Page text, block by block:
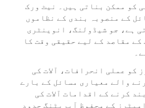
کو ممکن بناتی ہیں۔ نیٹ ورک
کے منصوبہ بندی کے نظاموں
ہے، جو شیڈولنگ، انوینٹری
مقاصد کے لیے حقیقی وقت کا
کو عملی انحرافات، آلات کی
والے معیاری مسائل کے بارے
کرنے کے اقدامات آلات کی
کے محفوظ آپریٹنگ حدود